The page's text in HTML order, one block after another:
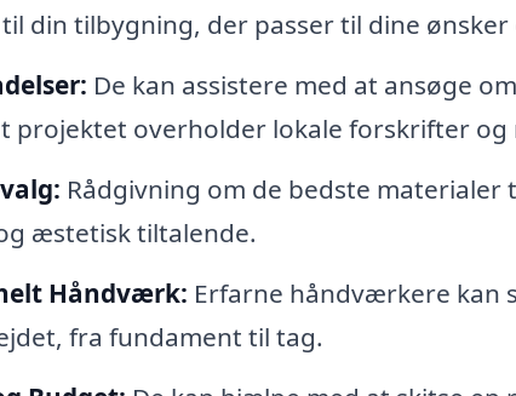
din tilbygning, der passer til dine ønsker
De kan assistere med at ansøge
projektet overholder lokale forskrifter og
Rådgivning om de bedste
æstetisk tiltalende.
Håndværk: Erfarne håndværkere kan
fra fundament til tag.